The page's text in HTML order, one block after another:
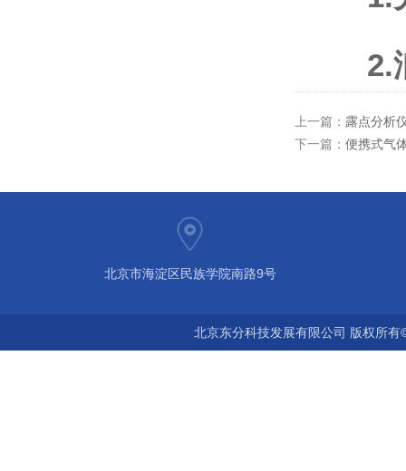
2.润
上一篇： 露点分析
下一篇： 便携式气
北京市海淀区民族学院南路9号
北京东分科技发展有限公司 版权所